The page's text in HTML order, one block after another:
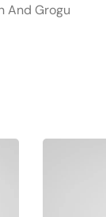
And Grogu